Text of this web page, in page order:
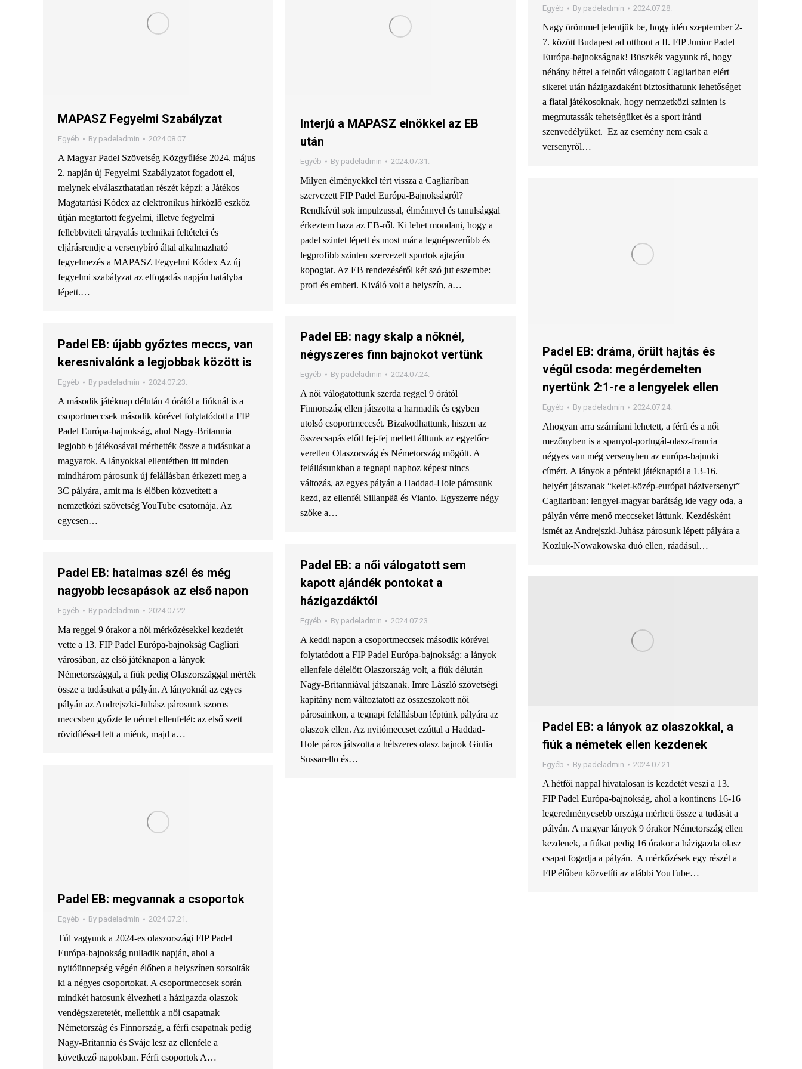
MAPASZ Fegyelmi Szabályzat
Egyéb By padeladmin 2024.08.07.
A Magyar Padel Szövetség Közgyűlése 2024. május
2. napján új Fegyelmi Szabályzatot fogadott el,
melynek elválaszthatatlan részét képzi: a Játékos
Magatartási Kódex az elektronikus hírközlő eszköz
útján megtartott fegyelmi, illetve fegyelmi
fellebbviteli tárgyalás technikai feltételei és
eljárásrendje a versenybíró által alkalmazható
fegyelmezés a MAPASZ Fegyelmi Kódex Az új
fegyelmi szabályzat az elfogadás napján hatályba
lépett.…
Interjú a MAPASZ elnökkel az EB
után
Egyéb By padeladmin 2024.07.31.
Milyen élményekkel tért vissza a Cagliariban
szervezett FIP Padel Európa-Bajnokságról?
Rendkívül sok impulzussal, élménnyel és tanulsággal
érkeztem haza az EB-ről. Ki lehet mondani, hogy a
padel szintet lépett és most már a legnépszerűbb és
legprofibb szinten szervezett sportok ajtaján
kopogtat. Az EB rendezéséről két szó jut eszembe:
profi és emberi. Kiváló volt a helyszín, a…
Egyéb By padeladmin 2024.07.28.
Nagy örömmel jelentjük be, hogy idén szeptember 2-
7. között Budapest ad otthont a II. FIP Junior Padel
Európa-bajnokságnak! Büszkék vagyunk rá, hogy
néhány héttel a felnőtt válogatott Cagliariban elért
sikerei után házigazdaként biztosíthatunk lehetőséget
a fiatal játékosoknak, hogy nemzetközi szinten is
megmutassák tehetségüket és a sport iránti
szenvedélyüket. Ez az esemény nem csak a
versenyről…
Padel EB: dráma, őrült hajtás és
végül csoda: megérdemelten
nyertünk 2:1-re a lengyelek ellen
Egyéb By padeladmin 2024.07.24.
Ahogyan arra számítani lehetett, a férfi és a női
mezőnyben is a spanyol-portugál-olasz-francia
négyes van még versenyben az európa-bajnoki
címért. A lányok a pénteki játéknaptól a 13-16.
helyért játszanak “kelet-közép-európai háziversenyt”
Cagliariban: lengyel-magyar barátság ide vagy oda, a
pályán vérre menő meccseket láttunk. Kezdésként
ismét az Andrejszki-Juhász párosunk lépett pályára a
Kozluk-Nowakowska duó ellen, ráadásul…
Padel EB: nagy skalp a nőknél,
négyszeres finn bajnokot vertünk
Egyéb By padeladmin 2024.07.24.
A női válogatottunk szerda reggel 9 órától
Finnország ellen játszotta a harmadik és egyben
utolsó csoportmeccsét. Bizakodhattunk, hiszen az
összecsapás előtt fej-fej mellett álltunk az egyelőre
veretlen Olaszország és Németország mögött. A
felállásunkban a tegnapi naphoz képest nincs
változás, az egyes pályán a Haddad-Hole párosunk
kezd, az ellenfél Sillanpää és Vianio. Egyszerre négy
szőke a…
Padel EB: újabb győztes meccs, van
keresnivalónk a legjobbak között is
Egyéb By padeladmin 2024.07.23.
A második játéknap délután 4 órától a fiúknál is a
csoportmeccsek második körével folytatódott a FIP
Padel Európa-bajnokság, ahol Nagy-Britannia
legjobb 6 játékosával mérhették össze a tudásukat a
magyarok. A lányokkal ellentétben itt minden
mindhárom párosunk új felállásban érkezett meg a
3C pályára, amit ma is élőben közvetített a
nemzetközi szövetség YouTube csatornája. Az
egyesen…
Padel EB: a női válogatott sem
kapott ajándék pontokat a
házigazdáktól
Egyéb By padeladmin 2024.07.23.
A keddi napon a csoportmeccsek második körével
folytatódott a FIP Padel Európa-bajnokság: a lányok
ellenfele délelőtt Olaszország volt, a fiúk délután
Nagy-Britanniával játszanak. Imre László szövetségi
kapitány nem változtatott az összeszokott női
párosainkon, a tegnapi felállásban léptünk pályára az
olaszok ellen. Az nyitómeccset ezúttal a Haddad-
Hole páros játszotta a hétszeres olasz bajnok Giulia
Sussarello és…
Padel EB: hatalmas szél és még
nagyobb lecsapások az első napon
Egyéb By padeladmin 2024.07.22.
Ma reggel 9 órakor a női mérkőzésekkel kezdetét
vette a 13. FIP Padel Európa-bajnokság Cagliari
városában, az első játéknapon a lányok
Németországgal, a fiúk pedig Olaszországgal mérték
össze a tudásukat a pályán. A lányoknál az egyes
pályán az Andrejszki-Juhász párosunk szoros
meccsben győzte le német ellenfelét: az első szett
rövidítéssel lett a miénk, majd a…
Padel EB: a lányok az olaszokkal, a
fiúk a németek ellen kezdenek
Egyéb By padeladmin 2024.07.21.
A hétfői nappal hivatalosan is kezdetét veszi a 13.
FIP Padel Európa-bajnokság, ahol a kontinens 16-16
legeredményesebb országa mérheti össze a tudását a
pályán. A magyar lányok 9 órakor Németország ellen
kezdenek, a fiúkat pedig 16 órakor a házigazda olasz
csapat fogadja a pályán. A mérkőzések egy részét a
FIP élőben közvetíti az alábbi YouTube…
Padel EB: megvannak a csoportok
Egyéb By padeladmin 2024.07.21.
Túl vagyunk a 2024-es olaszországi FIP Padel
Európa-bajnokság nulladik napján, ahol a
nyitóünnepség végén élőben a helyszínen sorsolták
ki a négyes csoportokat. A csoportmeccsek során
mindkét hatosunk élvezheti a házigazda olaszok
vendégszeretetét, mellettük a női csapatnak
Németország és Finnország, a férfi csapatnak pedig
Nagy-Britannia és Svájc lesz az ellenfele a
következő napokban. Férfi csoportok A…